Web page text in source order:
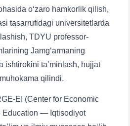
o‘zaro hamkorlik qilish,
tasarrufidagi universitetlarda
TDYU professor-
Jamg‘armaning
ishtirokini ta’minlash, hujjat
qilindi.
EI (Center for Economic
Education — Iqtisodiyot